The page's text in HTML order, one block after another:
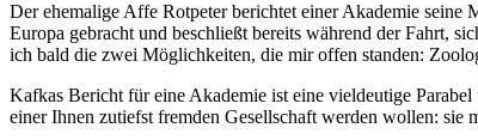
Der ehemalige Affe Rotpeter berichtet einer Akademie seine
Europa gebracht und beschließt bereits während der Fahrt,
ich bald die zwei Möglichkeiten, die mir offen standen:
Kafkas Bericht für eine Akademie ist eine vieldeutige
einer Ihnen zutiefst fremden Gesellschaft werden wollen: sie